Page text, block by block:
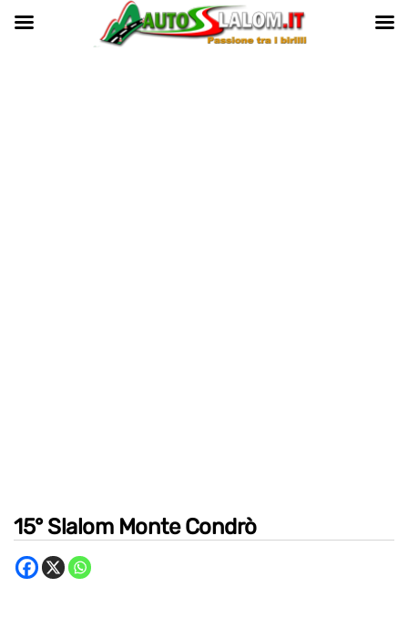
15° Slalom Monte Condrò